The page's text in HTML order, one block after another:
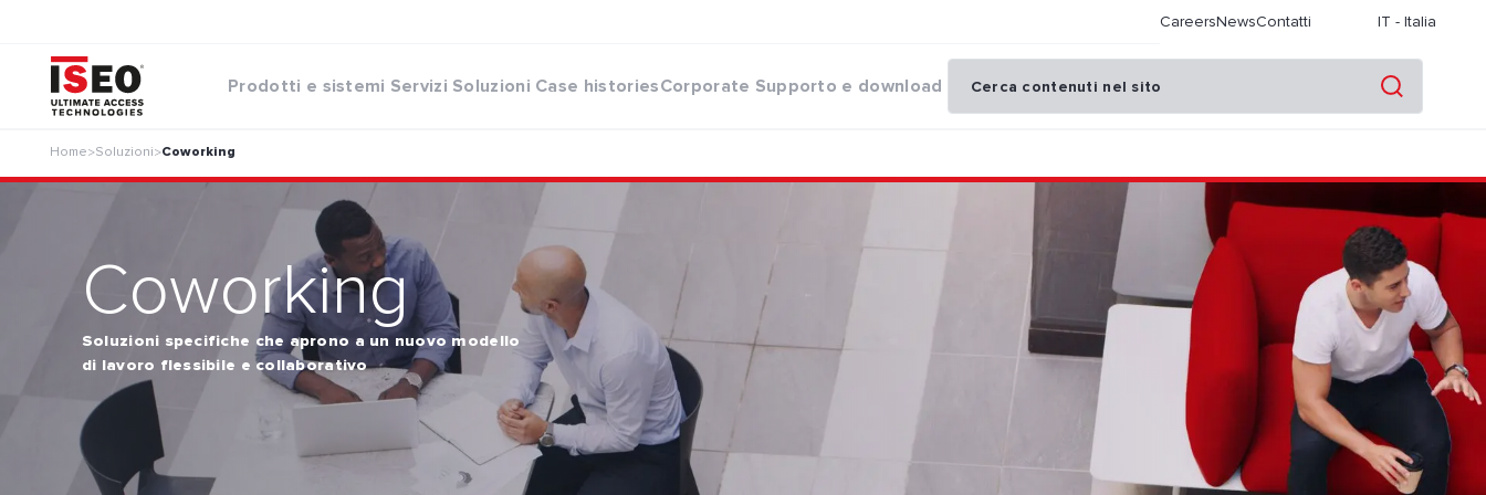
CareersNewsContatti IT - Italia
Prodotti e sistemi Servizi Soluzioni Case historiesCorporate Supporto e download
Home>Soluzioni>Coworking
Coworking
Soluzioni specifiche che aprono a un nuovo modello
di lavoro flessibile e collaborativo